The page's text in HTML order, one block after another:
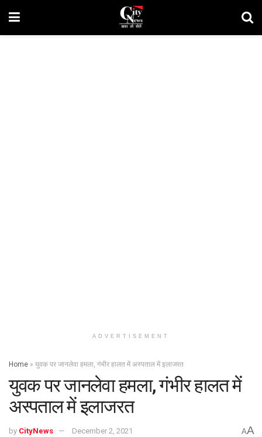
ADVERTISEMENT
Home » युवक पर जानलेवा हमला, गंभीर हालत में अस्पताल में इलाजरत
युवक पर जानलेवा हमला, गंभीर हालत में
अस्पताल में इलाजरत
by CityNews December 2, 2021 AA